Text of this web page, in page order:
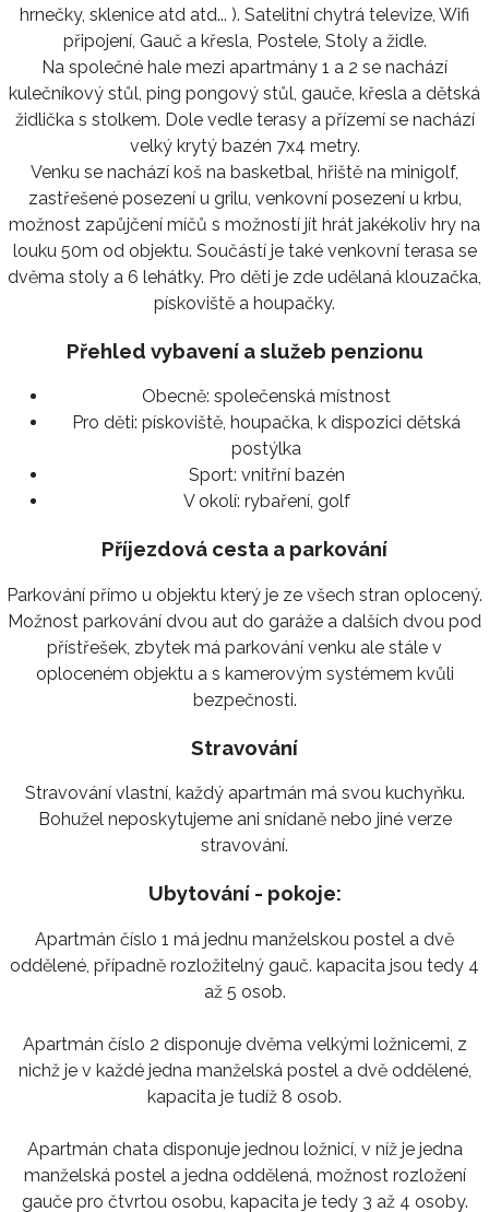
hrnečky, sklenice atd atd... ). Satelitní chytrá televize, Wifi
připojení, Gauč a křesla, Postele, Stoly a židle.
Na společné hale mezi apartmány 1 a 2 se nachází
kulečníkový stůl, ping pongový stůl, gauče, křesla a dětská
židlička s stolkem. Dole vedle terasy a přízemí se nachází
velký krytý bazén 7x4 metry.
Venku se nachází koš na basketbal, hřiště na minigolf,
zastřešené posezení u grilu, venkovní posezení u krbu,
možnost zapůjčení míčů s možností jít hrát jakékoliv hry na
louku 50m od objektu. Součástí je také venkovní terasa se
dvěma stoly a 6 lehátky. Pro děti je zde udělaná klouzačka,
pískoviště a houpačky.
Přehled vybavení a služeb penzionu
Obecně: společenská místnost
Pro děti: pískoviště, houpačka, k dispozici dětská
postýlka
Sport: vnitřní bazén
V okolí: rybaření, golf
Příjezdová cesta a parkování
Parkování přímo u objektu který je ze všech stran oplocený.
Možnost parkování dvou aut do garáže a dalších dvou pod
přístřešek, zbytek má parkování venku ale stále v
oploceném objektu a s kamerovým systémem kvůli
bezpečnosti.
Stravování
Stravování vlastní, každý apartmán má svou kuchyňku.
Bohužel neposkytujeme ani snídaně nebo jiné verze
stravování.
Ubytování - pokoje:
Apartmán číslo 1 má jednu manželskou postel a dvě
oddělené, případně rozložitelný gauč. kapacita jsou tedy 4
až 5 osob.
Apartmán číslo 2 disponuje dvěma velkými ložnicemi, z
nichž je v každé jedna manželská postel a dvě oddělené,
kapacita je tudíž 8 osob.
Apartmán chata disponuje jednou ložnicí, v níž je jedna
manželská postel a jedna oddělená, možnost rozložení
gauče pro čtvrtou osobu, kapacita je tedy 3 až 4 osoby.